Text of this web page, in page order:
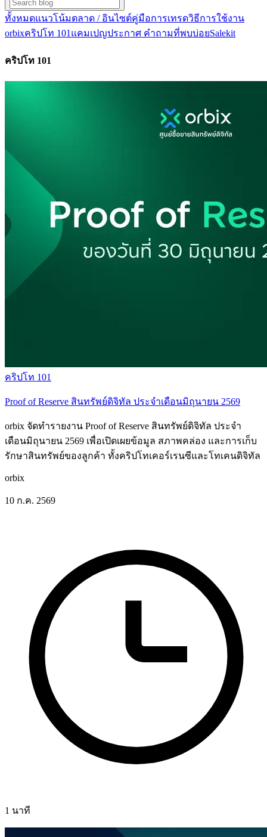
ทั้งหมดแนวโน้มตลาด / อินไซต์คู่มือการเทรดวิธีการใช้งาน
orbixคริปโท 101 แคมเปญประกาศ คำถามที่พบบ่อยSalekit
คริปโท 101
คริปโท 101
Proof of Reserve สินทรัพย์ดิจิทัล ประจำเดือนมิถุนายน 2569
orbix จัดทำรายงาน Proof of Reserve สินทรัพย์ดิจิทัล ประจำ
เดือนมิถุนายน 2569 เพื่อเปิดเผยข้อมูล สภาพคล่อง และการเก็บ
รักษาสินทรัพย์ของลูกค้า ทั้งคริปโทเคอร์เรนซีและโทเคนดิจิทัล
orbix
10 ก.ค. 2569
1 นาที